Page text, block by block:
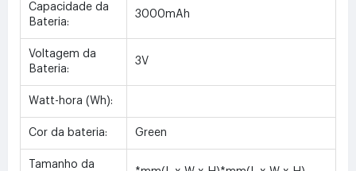
Capacidade da
Bateria:
3000mAh
Voltagem da
Bateria:
3V
Watt-hora (Wh):
Cor da bateria: Green
Tamanho da